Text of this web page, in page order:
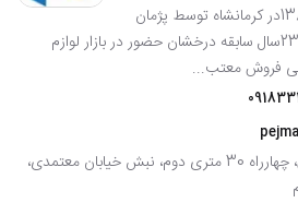
بازرگانی رشیدی درسال 1381در کرمانشاه توسط پژمان
رشیدی تأسیس شد و در طی 23سال سابقه درخشان حضور در بازار لوازم
فروش معتب...
کرمانشاه، خیابان 22 بهمن، چهارراه 30 متری دوم، نبش خیابان معتمدی،